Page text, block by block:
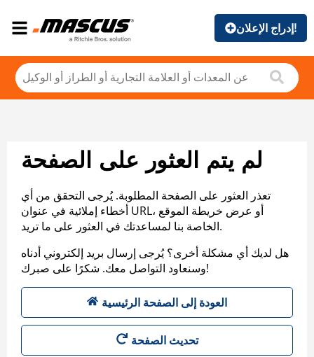
إدراج الإعلان!
لم يتم العثور على الصفحة
تعذر العثور على الصفحة المطلوبة. يُرجى التحقق من أي
أخطاء إملائية في عنوان URL، أو عرض خريطة الموقع
الخاصة بنا لمساعدتك في العثور على ما تريد.
هل لديك أي مشكلة أخرى؟ يُرجى إرسال بريد إلكتروني أدناه
وسنعاود التواصل معك. شكرًا على صبرك!
العودة إلى الصفحة الرئيسية
تحديث الصفحة